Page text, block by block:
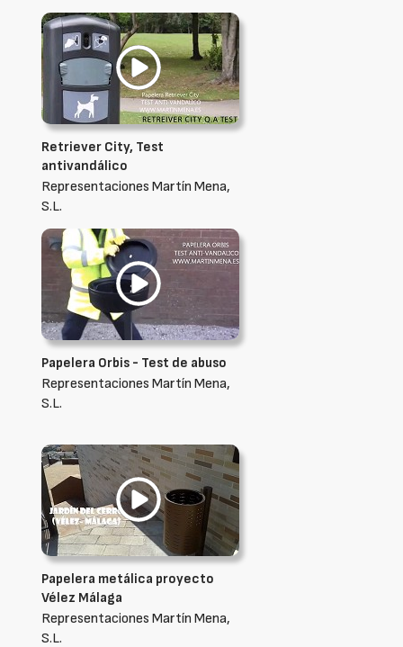
Retriever City, Test
antivandálico
Representaciones Martín Mena,
S.L.
Papelera Orbis - Test de abuso
Representaciones Martín Mena,
S.L.
Papelera metálica proyecto
Vélez Málaga
Representaciones Martín Mena,
S.L.